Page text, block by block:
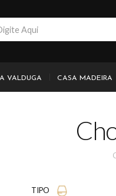
VALDUGA CASA MADEIRA
TIPO